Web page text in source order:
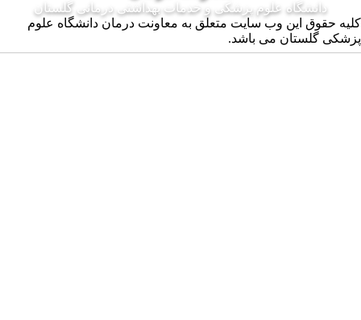
علوم پزشکی و خدمات بهداشتی درمانی گلستان
وب سایت متعلق به معاونت درمان دانشگاه علوم
می باشد.